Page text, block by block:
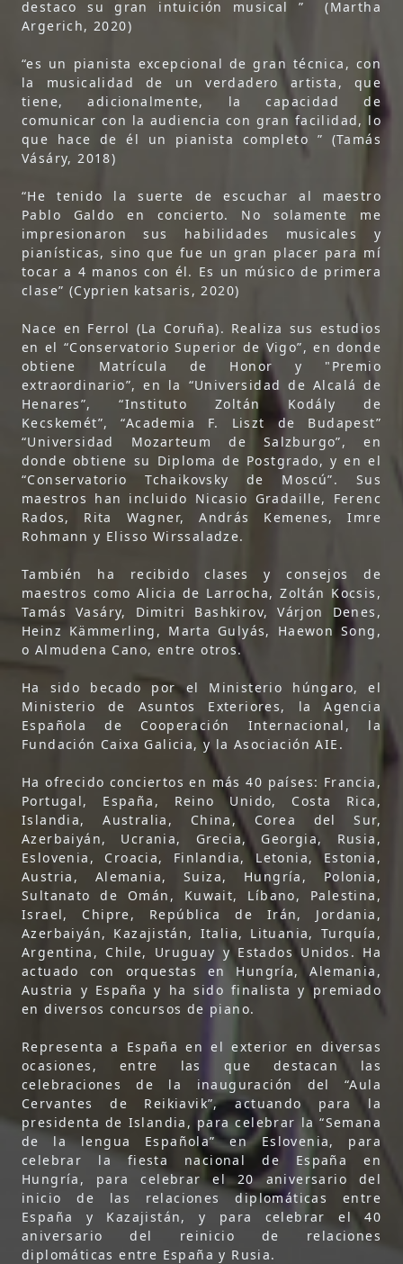
destaco su gran intuición musical ” (Martha
Argerich, 2020)
“es un pianista excepcional de gran técnica, con
la musicalidad de un verdadero artista, que
tiene, adicionalmente, la capacidad de
comunicar con la audiencia con gran facilidad, lo
que hace de él un pianista completo ” (Tamás
Vásáry, 2018)
“He tenido la suerte de escuchar al maestro
Pablo Galdo en concierto. No solamente me
impresionaron sus habilidades musicales y
pianísticas, sino que fue un gran placer para mí
tocar a 4 manos con él. Es un músico de primera
clase” (Cyprien katsaris, 2020)
Nace en Ferrol (La Coruña). Realiza sus estudios
en el “Conservatorio Superior de Vigo”, en donde
obtiene Matrícula de Honor y "Premio
extraordinario”, en la “Universidad de Alcalá de
Henares”, “Instituto Zoltán Kodály de
Kecskemét”, “Academia F. Liszt de Budapest”
“Universidad Mozarteum de Salzburgo”, en
donde obtiene su Diploma de Postgrado, y en el
“Conservatorio Tchaikovsky de Moscú”. Sus
maestros han incluido Nicasio Gradaille, Ferenc
Rados, Rita Wagner, András Kemenes, Imre
Rohmann y Elisso Wirssaladze.
También ha recibido clases y consejos de
maestros como Alicia de Larrocha, Zoltán Kocsis,
Tamás Vasáry, Dimitri Bashkirov, Várjon Denes,
Heinz Kämmerling, Marta Gulyás, Haewon Song,
o Almudena Cano, entre otros.
Ha sido becado por el Ministerio húngaro, el
Ministerio de Asuntos Exteriores, la Agencia
Española de Cooperación Internacional, la
Fundación Caixa Galicia, y la Asociación AIE.
Ha ofrecido conciertos en más 40 países: Francia,
Portugal, España, Reino Unido, Costa Rica,
Islandia, Australia, China, Corea del Sur,
Azerbaiyán, Ucrania, Grecia, Georgia, Rusia,
Eslovenia, Croacia, Finlandia, Letonia, Estonia,
Austria, Alemania, Suiza, Hungría, Polonia,
Sultanato de Omán, Kuwait, Líbano, Palestina,
Israel, Chipre, República de Irán, Jordania,
Azerbaiyán, Kazajistán, Italia, Lituania, Turquía,
Argentina, Chile, Uruguay y Estados Unidos. Ha
actuado con orquestas en Hungría, Alemania,
Austria y España y ha sido finalista y premiado
en diversos concursos de piano.
Representa a España en el exterior en diversas
ocasiones, entre las que destacan las
celebraciones de la inauguración del “Aula
Cervantes de Reikiavik”, actuando para la
presidenta de Islandia, para celebrar la “Semana
de la lengua Española” en Eslovenia, para
celebrar la fiesta nacional de España en
Hungría, para celebrar el 20 aniversario del
inicio de las relaciones diplomáticas entre
España y Kazajistán, y para celebrar el 40
aniversario del reinicio de relaciones
diplomáticas entre España y Rusia.